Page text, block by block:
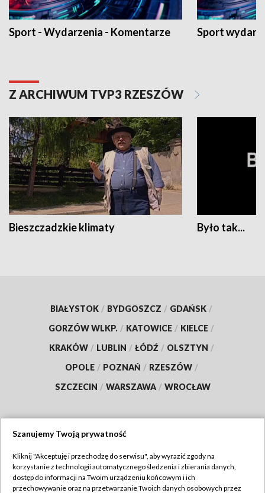
Sport - Wydarzenia - Komentarze Sport
Z ARCHIWUM TVP3 RZESZÓW
Bieszczadzkie klimaty Było tak...
BIAŁYSTOK / BYDGOSZCZ / GDAŃSK /
GORZÓW WLKP. / KATOWICE / KIELCE /
KRAKÓW / LUBLIN / ŁÓDŹ / OLSZTYN /
OPOLE / POZNAŃ / RZESZÓW /
SZCZECIN / WARSZAWA / WROCŁAW
TVP
Abonament TVP
Szanujemy Twoją prywatność
Kliknij "Akceptuję i przechodzę do serwisu", aby wyrazić zgody na
korzystanie z technologii automatycznego śledzenia i zbierania danych,
dostęp do informacji na Twoim urządzeniu końcowym i ich
przechowywanie oraz na przetwarzanie Twoich danych osobowych przez